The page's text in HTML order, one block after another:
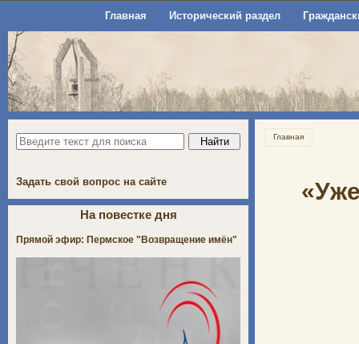
Главная Исторический раздел
Главная
Задать свой вопрос на сайте
На повестке дня
Прямой эфир: Пермское "Возвращение имён"